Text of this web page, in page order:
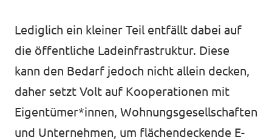
Volt Europa
Nationale Teams in Europa
Volt im Römer
Kommunalwahl 2026
Unterstütz' uns!
Lediglich ein kleiner Teil entfällt dabei auf
die öffentliche Ladeinfrastruktur. Diese
kann den Bedarf jedoch nicht allein decken,
daher setzt Volt auf Kooperationen mit
Eigentümer*innen, Wohnungsgesellschaften
und Unternehmen, um flächendeckende E-